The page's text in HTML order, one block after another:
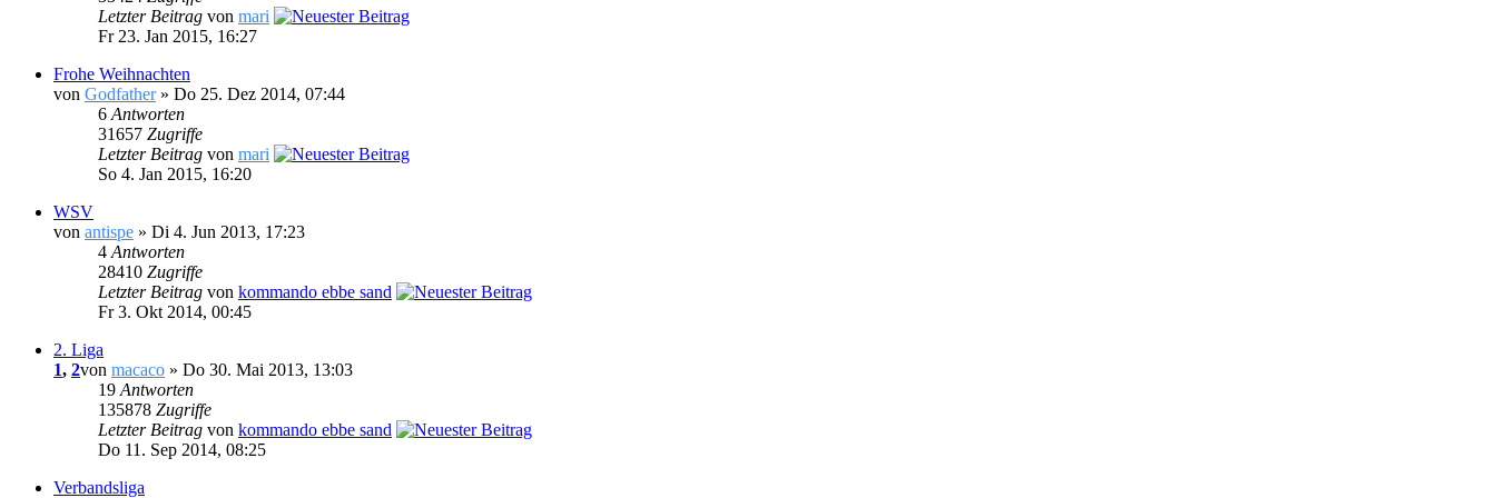
Letzter Beitrag von mari
Fr 23. Jan 2015, 16:27
Frohe Weihnachten
von Godfather» Do 25. Dez 2014, 07:44
6 Antworten
31657 Zugriffe
Letzter Beitrag von mari
So 4. Jan 2015, 16:20
WSV
von antispe » Di 4. Jun 2013, 17:23
4 Antworten
28410 Zugriffe
Letzter Beitrag von kommando ebbe sand
Fr 3. Okt 2014, 00:45
2. Liga
1, 2von macaco » Do 30. Mai 2013, 13:03
19 Antworten
135878 Zugriffe
Letzter Beitrag von kommando ebbe sand
Do 11. Sep 2014, 08:25
Verbandsliga